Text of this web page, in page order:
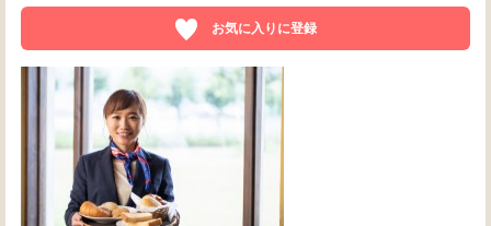
お気に入りに登録